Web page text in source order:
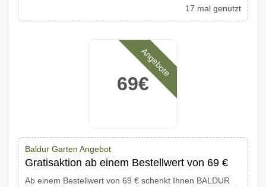
17 mal genutzt
69€
Angebote
Baldur Garten Angebot
Gratisaktion ab einem Bestellwert von 69 €
Ab einem Bestellwert von 69 € schenkt Ihnen BALDUR